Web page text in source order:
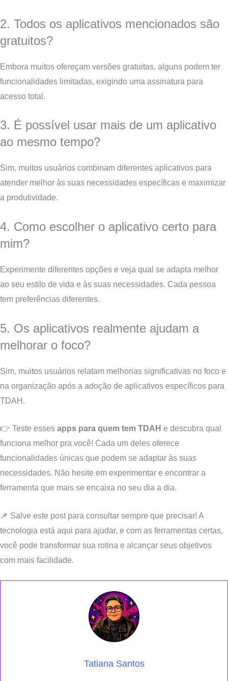
2. Todos os aplicativos mencionados são
gratuitos?
Embora muitos ofereçam versões gratuitas, alguns podem ter
funcionalidades limitadas, exigindo uma assinatura para
acesso total.
3. É possível usar mais de um aplicativo
ao mesmo tempo?
Sim, muitos usuários combinam diferentes aplicativos para
atender melhor às suas necessidades específicas e maximizar
a produtividade.
4. Como escolher o aplicativo certo para
mim?
Experimente diferentes opções e veja qual se adapta melhor
ao seu estilo de vida e às suas necessidades. Cada pessoa
tem preferências diferentes.
5. Os aplicativos realmente ajudam a
melhorar o foco?
Sim, muitos usuários relatam melhorias significativas no foco e
na organização após a adoção de aplicativos específicos para
TDAH.
👉 Teste esses apps para quem tem TDAH e descubra qual
funciona melhor pra você! Cada um deles oferece
funcionalidades únicas que podem se adaptar às suas
necessidades. Não hesite em experimentar e encontrar a
ferramenta que mais se encaixa no seu dia a dia.
📌 Salve este post para consultar sempre que precisar! A
tecnologia está aqui para ajudar, e com as ferramentas certas,
você pode transformar sua rotina e alcançar seus objetivos
com mais facilidade.
Tatiana Santos